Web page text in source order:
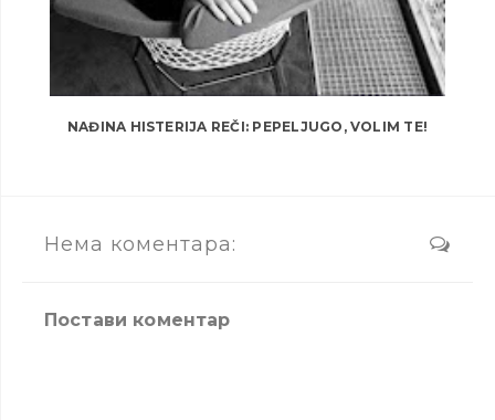
NAĐINA HISTERIJA REČI: PEPELJUGO, VOLIM TE!
Нема коментара:
Постави коментар